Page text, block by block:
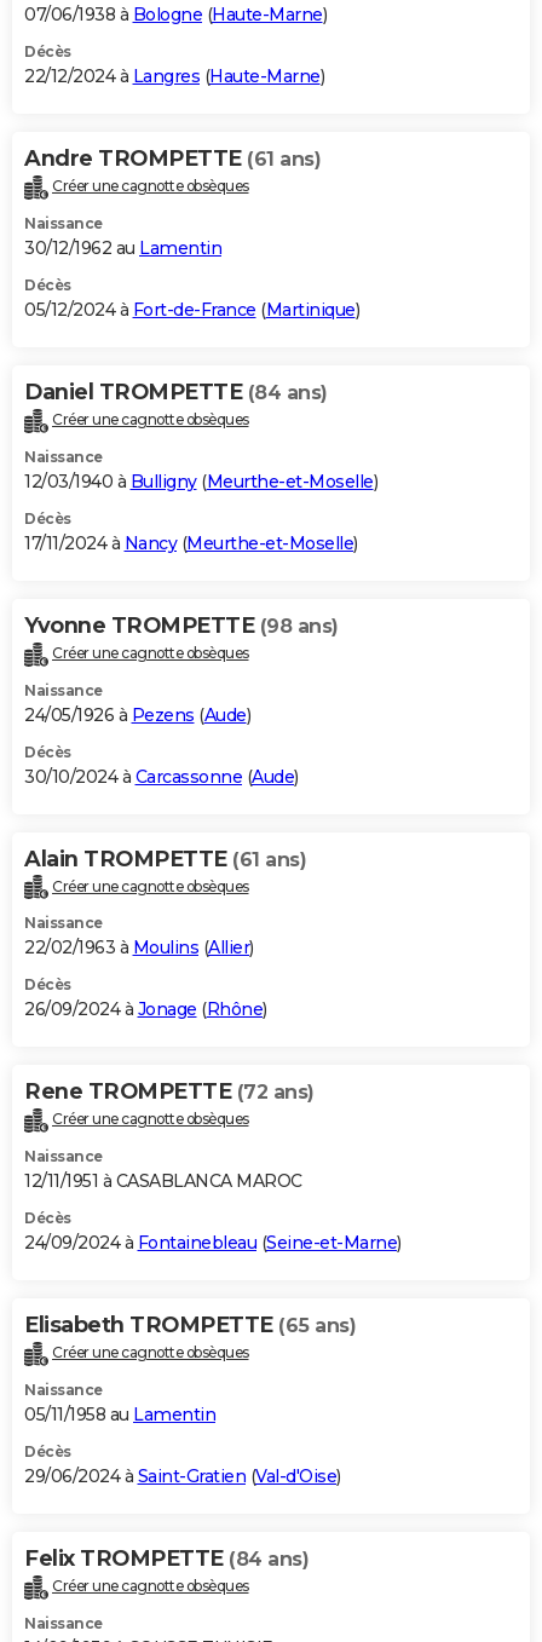
07/06/1938 à Bologne (Haute-Marne)
Décès
22/12/2024 à Langres (Haute-Marne)
Andre TROMPETTE (61 ans)
Créer une cagnotte obsèques
Naissance
30/12/1962 au Lamentin
Décès
05/12/2024 à Fort-de-France (Martinique)
Daniel TROMPETTE (84 ans)
Créer une cagnotte obsèques
Naissance
12/03/1940 à Bulligny(Meurthe-et-Moselle)
Décès
17/11/2024 à Nancy(Meurthe-et-Moselle)
Yvonne TROMPETTE (98 ans)
Créer une cagnotte obsèques
Naissance
24/05/1926 à Pezens (Aude)
Décès
30/10/2024 à Carcassonne (Aude)
Alain TROMPETTE (61 ans)
Créer une cagnotte obsèques
Naissance
22/02/1963 à Moulins (Allier)
Décès
26/09/2024 à Jonage (Rhône)
Rene TROMPETTE (72 ans)
Créer une cagnotte obsèques
Naissance
12/11/1951 à CASABLANCA MAROC
Décès
24/09/2024 à Fontainebleau (Seine-et-Marne)
Elisabeth TROMPETTE (65 ans)
Créer une cagnotte obsèques
Naissance
05/11/1958 au Lamentin
Décès
29/06/2024 à Saint-Gratien (Val-d'Oise)
Felix TROMPETTE (84 ans)
Créer une cagnotte obsèques
Naissance